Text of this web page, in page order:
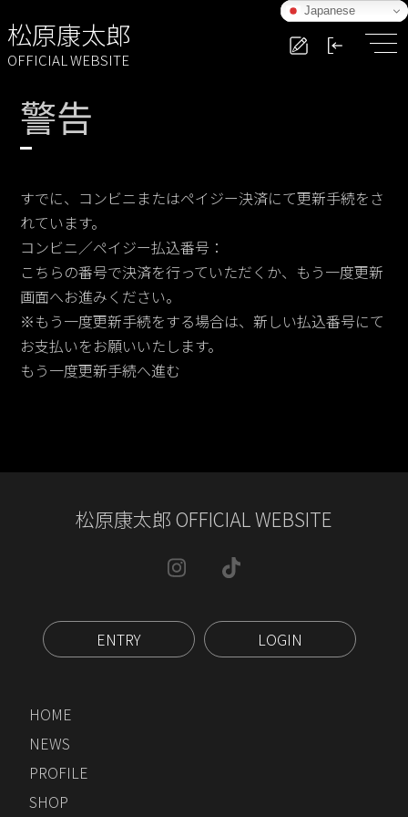
松原康太郎
OFFICIAL WEBSITE
Japanese
警告
すでに、コンビニまたはペイジー決済にて更新手続をさ
れています。
コンビニ／ペイジー払込番号：
こちらの番号で決済を行っていただくか、もう一度更新
画面へお進みください。
※もう一度更新手続をする場合は、新しい払込番号にて
お支払いをお願いいたします。
もう一度更新手続へ進む
松原康太郎 OFFICIAL WEBSITE
ENTRY LOGIN
HOME
NEWS
PROFILE
SHOP